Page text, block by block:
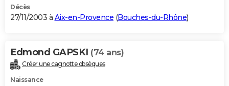
Décès
27/11/2003 à Aix-en-Provence (Bouches-du-Rhône)
Edmond GAPSKI (74 ans)
Créer une cagnotte obsèques
Naissance